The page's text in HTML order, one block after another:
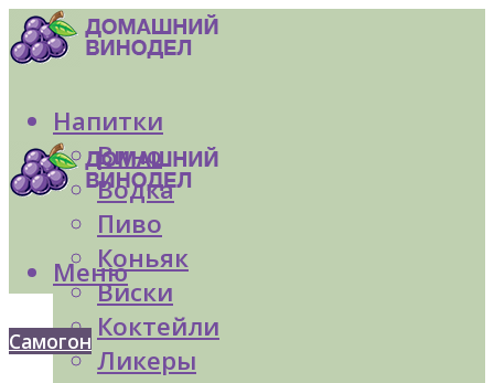
Напитки
Вино
Водка
Пиво
Коньяк
Виски
Коктейли
Ликеры
Меню
Самогон